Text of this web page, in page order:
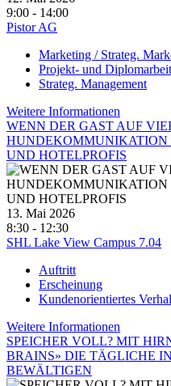
9:00 - 14:00
Pistor AG
Marketing / Strateg.
Projekt- und
Strateg. Management
Weitere Informationen
WENN DER GAST AUF
HUNDEKOMMUNIKATION
UND HOTELPROFIS
13. Mai 2026
8:30 - 12:30
SHL Lake View Campus 7.04
Auftritt
Erscheinung
Kundenorientiertes
Weitere Informationen
SPEICHER VOLL? MIT
BRAINS» DIE TÄGLICHE
BEWÄLTIGEN